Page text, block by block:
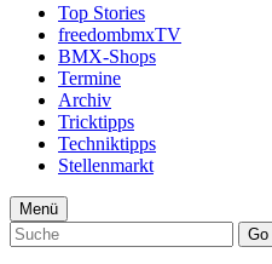
Top Stories
freedombmxTV
BMX-Shops
Termine
Archiv
Tricktipps
Techniktipps
Stellenmarkt
Menü
Go